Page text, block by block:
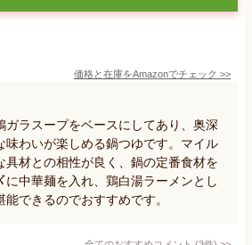
価格と在庫をAmazonでチェック >>
ガラスープをベースにしてあり、奥深
味わいが楽しめる鍋つゆです。マイル
具材との相性が良く、鍋の定番食材を
に中華麺を入れ、鶏白湯ラーメンとし
できるのでおすすめです。